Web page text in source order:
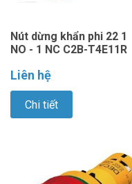
Nút dừng khẩn phi 22 1
NO - 1 NC C2B-T4E11R
Liên hệ
Chi tiết